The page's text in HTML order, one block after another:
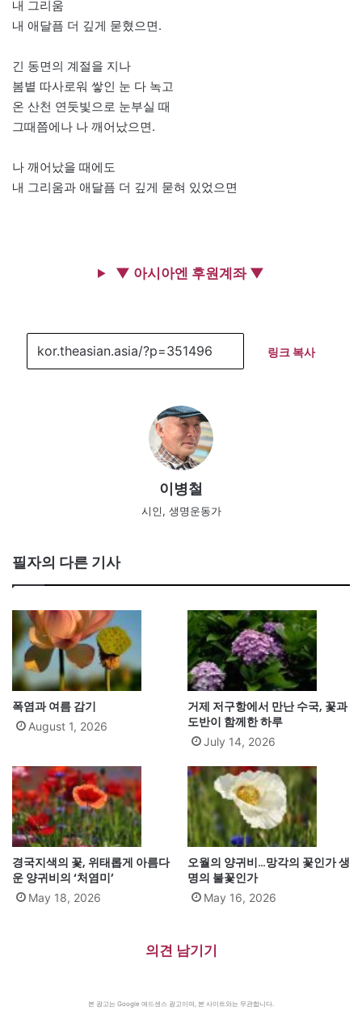
내 그리움
내 애달픔 더 깊게 묻혔으면.
긴 동면의 계절을 지나
봄볕 따사로워 쌓인 눈 다 녹고
온 산천 연둣빛으로 눈부실 때
그때쯤에나 나 깨어났으면.
나 깨어났을 때에도
내 그리움과 애달픔 더 깊게 묻혀 있었으면
▼ 아시아엔 후원계좌 ▼
링크 복사
이병철
시인, 생명운동가
필자의 다른 기사
폭염과 여름 감기
August 1, 2026
거제 저구항에서 만난 수국, 꽃과
도반이 함께한 하루
July 14, 2026
경국지색의 꽃, 위태롭게 아름다
운 양귀비의 ‘처염미’
May 18, 2026
오월의 양귀비…망각의 꽃인가 생
명의 불꽃인가
May 16, 2026
의견 남기기
본 광고는 Google 애드센스 광고이며, 본 사이트와는 무관합니다.